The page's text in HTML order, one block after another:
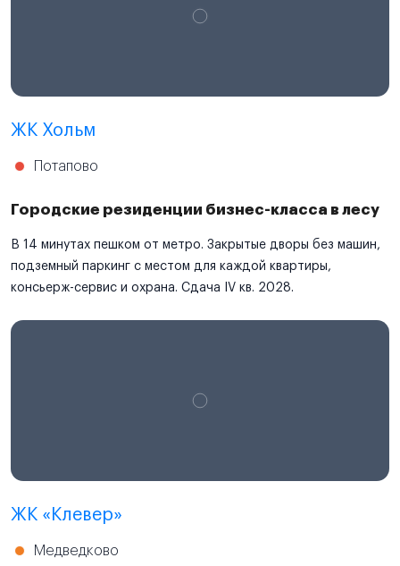
ЖК Хольм
Потапово
Городские резиденции бизнес-класса в лесу
В 14 минутах пешком от метро. Закрытые дворы без машин,
подземный паркинг с местом для каждой квартиры,
консьерж-сервис и охрана. Сдача IV кв. 2028.
ЖК «Клевер»
Медведково